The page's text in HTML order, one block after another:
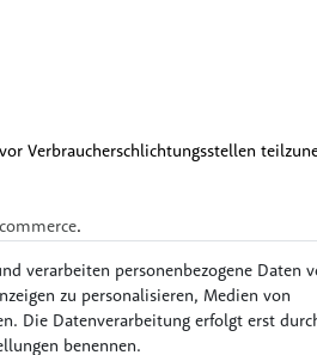
Verbraucherschlichtungsstellen
.
Lernen & Spielen Mode &
verarbeiten personenbezogene Daten
zu personalisieren, Medien von
Die Datenverarbeitung erfolgt erst
benennen.